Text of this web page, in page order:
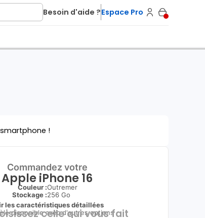
Besoin d'aide ?Espace Pro
!
Commandez votre
Apple iPhone 16
Couleur :Outremer
Stockage :256 Go
les caractéristiques détaillées
disponible avec d'autres options
celle qui vous fait